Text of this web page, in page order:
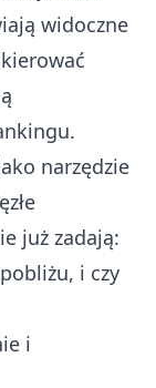
widoczne
narzędzie
już zadają:
i czy
i